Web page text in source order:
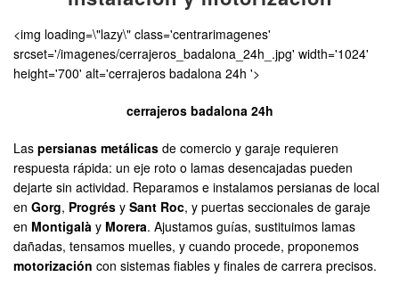
<img loading=\"lazy\" class='centrarimagenes'
srcset='/imagenes/cerrajeros_badalona_24h_.jpg' width='1024'
height='700' alt='cerrajeros badalona 24h '>
cerrajeros badalona 24h
Las persianas metálicas de comercio y garaje requieren
respuesta rápida: un eje roto o lamas desencajadas pueden
dejarte sin actividad. Reparamos e instalamos persianas de local
en Gorg, Progrés y Sant Roc, y puertas seccionales de garaje
en Montigalà y Morera. Ajustamos guías, sustituimos lamas
dañadas, tensamos muelles, y cuando procede, proponemos
motorización con sistemas fiables y finales de carrera precisos.